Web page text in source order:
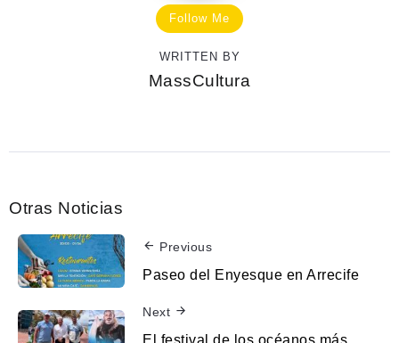
Follow Me
WRITTEN BY
MassCultura
Otras Noticias
Previous
Paseo del Enyesque en Arrecife
Next
El festival de los océanos más